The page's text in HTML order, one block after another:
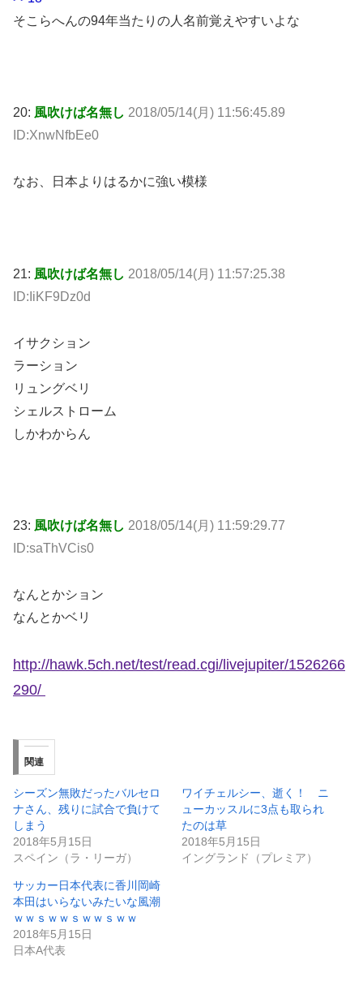
そこらへんの94年当たりの人名前覚えやすいよな
20: 風吹けば名無し 2018/05/14(月) 11:56:45.89
ID:XnwNfbEe0
なお、日本よりはるかに強い模様
21: 風吹けば名無し 2018/05/14(月) 11:57:25.38
ID:IiKF9Dz0d
イサクション
ラーション
リュングベリ
シェルストローム
しかわからん
23: 風吹けば名無し 2018/05/14(月) 11:59:29.77
ID:saThVCis0
なんとかション
なんとかベリ
http://hawk.5ch.net/test/read.cgi/livejupiter/1526266
290/
関連
シーズン無敗だったバルセロ
ナさん、残りに試合で負けて
しまう
2018年5月15日
スペイン（ラ・リーガ）
ワイチェルシー、逝く！ ニ
ューカッスルに3点も取られ
たのは草
2018年5月15日
イングランド（プレミア）
サッカー日本代表に香川岡崎
本田はいらないみたいな風潮
ｗｗｓｗｗｓｗｗｓｗｗ
2018年5月15日
日本A代表